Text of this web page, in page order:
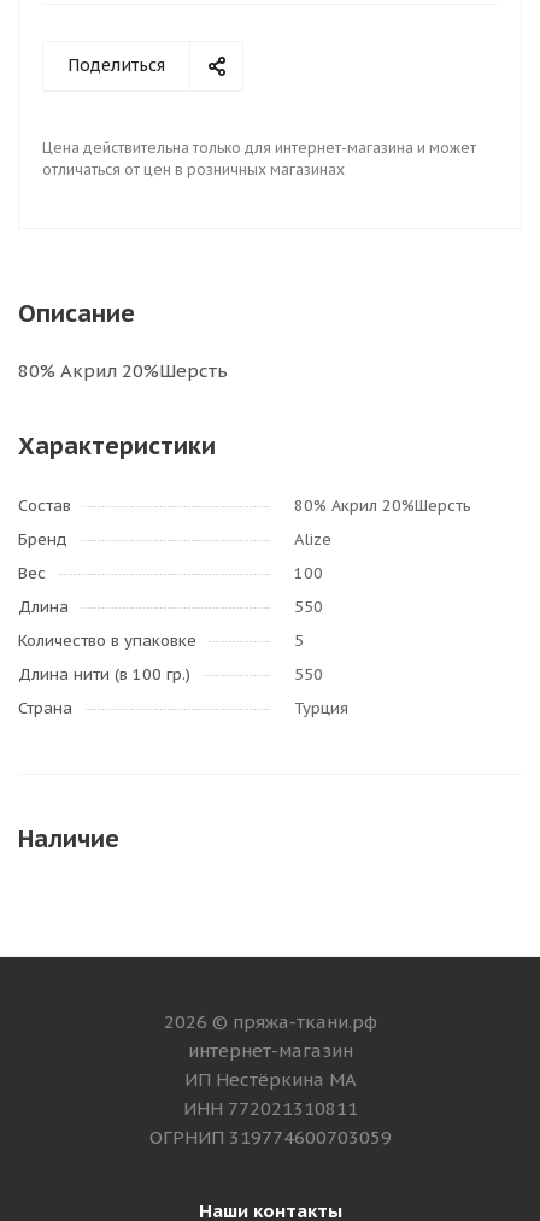
Поделиться
Цена действительна только для интернет-магазина и может
отличаться от цен в розничных магазинах
Описание
80% Акрил 20%Шерсть
Характеристики
Состав
80% Акрил 20%Шерсть
Бренд
Alize
Вес
100
Длина
550
Количество в упаковке
5
Длина нити (в 100 гр.)
550
Страна
Турция
Наличие
2026 © пряжа-ткани.рф
интернет-магазин
ИП Нестёркина МА
ИНН 772021310811
ОГРНИП 319774600703059
Наши контакты